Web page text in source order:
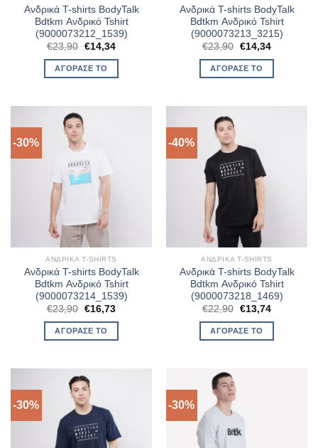
Ανδρικά T-shirts BodyTalk
Bdtkm Ανδρικό Tshirt
(9000073212_1539)
€23,90 Original
was:
€23,90.
€14,34Η
ΑΓΌΡΑΣΈ ΤΟ
Ανδρικά T-shirts BodyTalk
Bdtkm Ανδρικό Tshirt
(9000073213_3215)
€23,90 Original
was:
€23,90.
€14,34Η
ΑΓΌΡΑΣΈ ΤΟ
-30%
ΑΝΔΡΙΚΆ T-SHIRTS
Ανδρικά T-shirts BodyTalk
Bdtkm Ανδρικό Tshirt
(9000073214_1539)
€23,90 Original
was:
€23,90.
€16,73Η
ΑΓΌΡΑΣΈ ΤΟ
-40%
ΑΝΔΡΙΚΆ T-SHIRTS
Ανδρικά T-shirts BodyTalk
Bdtkm Ανδρικό Tshirt
(9000073218_1469)
€22,90 Original
was:
€22,90.
€13,74Η
ΑΓΌΡΑΣΈ ΤΟ
-30% -30%